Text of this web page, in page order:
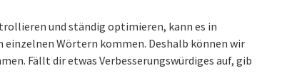
und ständig optimieren, kann es in
einzelnen Wörtern kommen. Deshalb können wir
Fällt dir etwas Verbesserungswürdiges auf, gib